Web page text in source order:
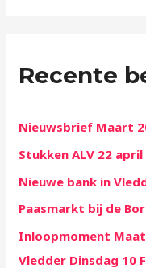
n
Recente
Nieuwsbrief Maart
Stukken ALV 22
Nieuwe bank in
Paasmarkt bij de
Inloopmoment
Vledder Dinsdag 10